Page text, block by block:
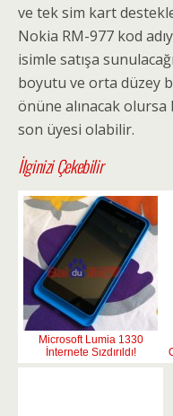
ve tek sim kart
Nokia RM-977 kod
isimle satışa
boyutu ve orta düzey
önüne alınacak
son üyesi olabilir.
İlginizi Çekebilir
Microsoft Lumia 1330
İnternete Sızdırıldı!